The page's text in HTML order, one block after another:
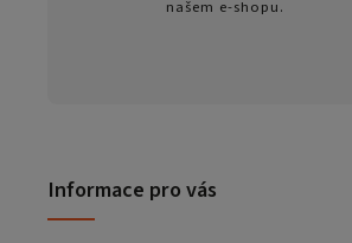
našem e-shopu.
Informace pro vás